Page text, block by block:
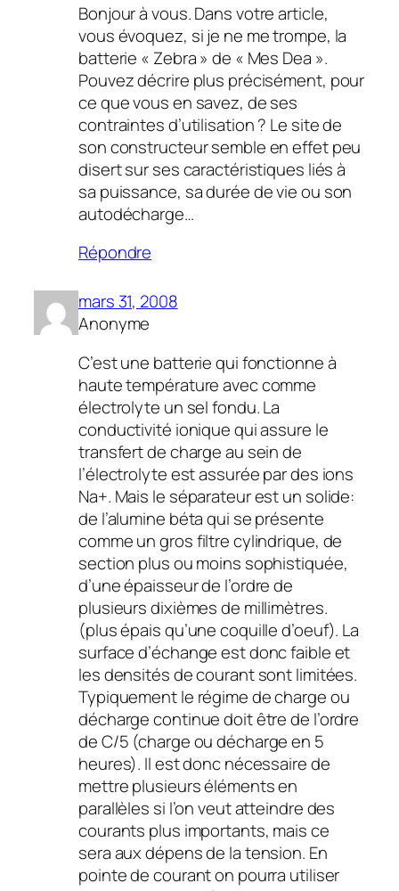
Bonjour à vous. Dans votre article,
vous évoquez, si je ne me trompe, la
batterie « Zebra » de « Mes Dea ».
Pouvez décrire plus précisément, pour
ce que vous en savez, de ses
contraintes d’utilisation ? Le site de
son constructeur semble en effet peu
disert sur ses caractéristiques liés à
sa puissance, sa durée de vie ou son
autodécharge…
Répondre
mars 31, 2008
Anonyme
C’est une batterie qui fonctionne à
haute température avec comme
électrolyte un sel fondu. La
conductivité ionique qui assure le
transfert de charge au sein de
l’électrolyte est assurée par des ions
Na+. Mais le séparateur est un solide:
de l’alumine béta qui se présente
comme un gros filtre cylindrique, de
section plus ou moins sophistiquée,
d’une épaisseur de l’ordre de
plusieurs dixièmes de millimètres.
(plus épais qu’une coquille d’oeuf). La
surface d’échange est donc faible et
les densités de courant sont limitées.
Typiquement le régime de charge ou
décharge continue doit être de l’ordre
de C/5 (charge ou décharge en 5
heures). Il est donc nécessaire de
mettre plusieurs éléments en
parallèles si l’on veut atteindre des
courants plus importants, mais ce
sera aux dépens de la tension. En
pointe de courant on pourra utiliser